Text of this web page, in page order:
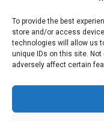
To provide the best
store and/or access
technologies will allow us
unique IDs on this site.
adversely affect certain